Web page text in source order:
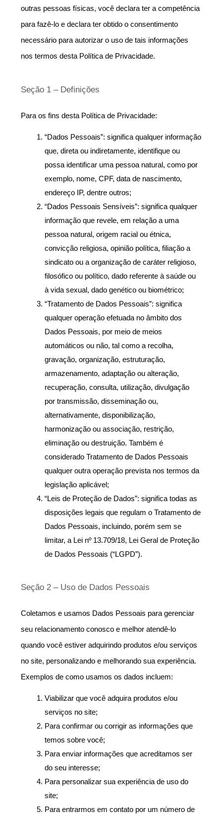
outras pessoas físicas, você declara ter a competência
para fazê-lo e declara ter obtido o consentimento
necessário para autorizar o uso de tais informações
nos termos desta Política de Privacidade.
Seção 1 – Definições
Para os fins desta Política de Privacidade:
“Dados Pessoais”: significa qualquer informação
que, direta ou indiretamente, identifique ou
possa identificar uma pessoa natural, como por
exemplo, nome, CPF, data de nascimento,
endereço IP, dentre outros;
“Dados Pessoais Sensíveis”: significa qualquer
informação que revele, em relação a uma
pessoa natural, origem racial ou étnica,
convicção religiosa, opinião política, filiação a
sindicato ou a organização de caráter religioso,
filosófico ou político, dado referente à saúde ou
à vida sexual, dado genético ou biométrico;
“Tratamento de Dados Pessoais”: significa
qualquer operação efetuada no âmbito dos
Dados Pessoais, por meio de meios
automáticos ou não, tal como a recolha,
gravação, organização, estruturação,
armazenamento, adaptação ou alteração,
recuperação, consulta, utilização, divulgação
por transmissão, disseminação ou,
alternativamente, disponibilização,
harmonização ou associação, restrição,
eliminação ou destruição. Também é
considerado Tratamento de Dados Pessoais
qualquer outra operação prevista nos termos da
legislação aplicável;
“Leis de Proteção de Dados”: significa todas as
disposições legais que regulam o Tratamento de
Dados Pessoais, incluindo, porém sem se
limitar, a Lei nº 13.709/18, Lei Geral de Proteção
de Dados Pessoais (“LGPD”).
Seção 2 – Uso de Dados Pessoais
Coletamos e usamos Dados Pessoais para gerenciar
seu relacionamento conosco e melhor atendê-lo
quando você estiver adquirindo produtos e/ou serviços
no site, personalizando e melhorando sua experiência.
Exemplos de como usamos os dados incluem:
Viabilizar que você adquira produtos e/ou
serviços no site;
Para confirmar ou corrigir as informações que
temos sobre você;
Para enviar informações que acreditamos ser
do seu interesse;
Para personalizar sua experiência de uso do
site;
Para entrarmos em contato por um número de